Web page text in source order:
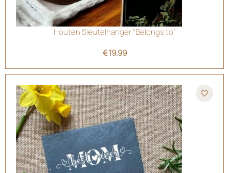
Houten Sleutelhanger “Belongs to”
€19.99